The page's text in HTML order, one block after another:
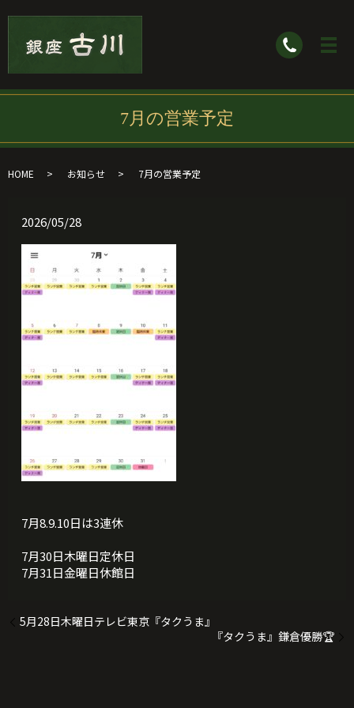
7月の営業予定
HOME お知らせ 7月の営業予定
2026/05/28
7月8.9.10日は3連休
7月30日木曜日定休日
7月31日金曜日休館日
5月28日木曜日テレビ東京『タクうま』
『タクうま』鎌倉優勝🏆